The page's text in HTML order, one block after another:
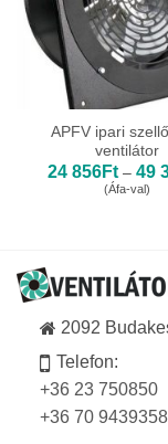
APFV ipari
ventilátor
24 856Ft – 49
(Áfa-val)
2092
Telefon:
+36 23 750850
+36 70 9439358